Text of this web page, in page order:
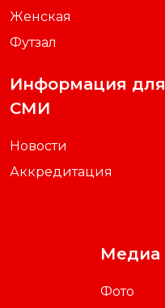
Женская
Футзал
Информация для
СМИ
Новости
Аккредитация
Медиа
Фото